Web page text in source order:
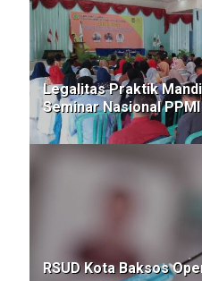
Legalitas Praktik
Seminar Nasional
RSUD Kota Baksos